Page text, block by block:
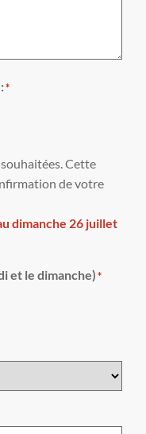
*
Cette
de votre
dimanche 26 juillet
et le dimanche)*